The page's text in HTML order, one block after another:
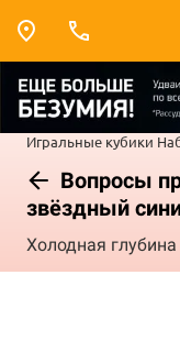
Игральные кубики
Вопросы
звёздный
Холодная глубина